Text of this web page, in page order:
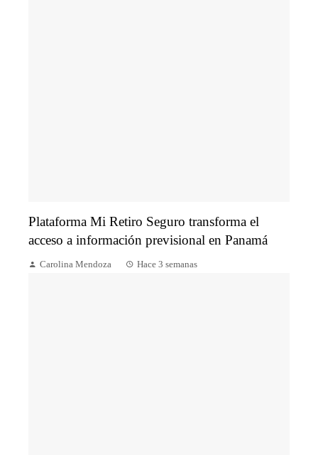
Plataforma Mi Retiro Seguro transforma el
acceso a información previsional en Panamá
Carolina Mendoza Hace 3 semanas